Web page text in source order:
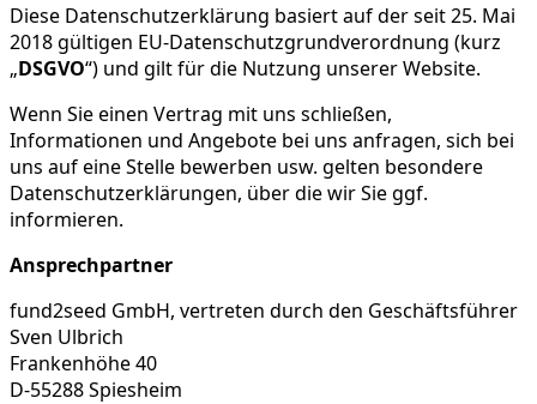
Diese Datenschutzerklärung basiert auf der seit 25. Mai
2018 gültigen EU-Datenschutzgrundverordnung (kurz
„DSGVO“) und gilt für die Nutzung unserer Website.
Wenn Sie einen Vertrag mit uns schließen,
Informationen und Angebote bei uns anfragen, sich bei
uns auf eine Stelle bewerben usw. gelten besondere
Datenschutzerklärungen, über die wir Sie ggf.
informieren.
Ansprechpartner
fund2seed GmbH, vertreten durch den Geschäftsführer
Sven Ulbrich
Frankenhöhe 40
D-55288 Spiesheim